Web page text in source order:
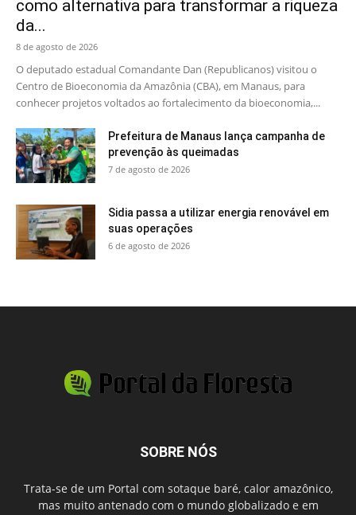
como alternativa para transformar a riqueza
da...
8 de agosto de 2026
O deputado estadual Comandante Dan (Republicanos) visitou o
Centro de Bioeconomia da Amazônia (CBA), em Manaus, para
conhecer projetos voltados ao fortalecimento da bioeconomia,...
Prefeitura de Manaus lança campanha de
prevenção às queimadas
7 de agosto de 2026
Sidia passa a utilizar energia renovável em
suas operações
6 de agosto de 2026
SOBRE NÓS
Trata-se de um Portal com sotaque baré, calor amazônico,
mas muito antenado com o mundo globalizado e em